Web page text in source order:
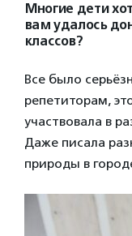
Многие дети
вам удалось
классов?
Все было
репетиторам,
участвовала в
Даже писала
природы в